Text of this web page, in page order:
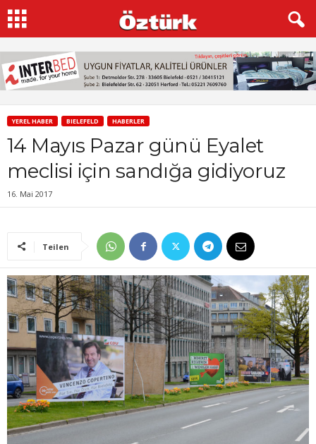
YEREL HABER BIELEFELD HABERLER
14 Mayıs Pazar günü Eyalet
meclisi için sandığa gidiyoruz
16. Mai 2017
Teilen